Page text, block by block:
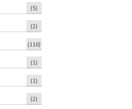
(5)
(2)
(110)
(1)
(1)
(2)